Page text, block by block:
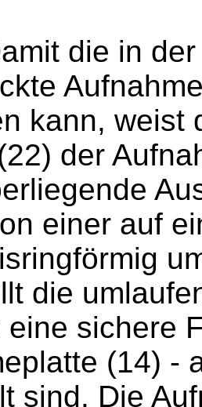
die in
kann, weist
der
einer auf
die
eine sichere
(14) -
sind. Die